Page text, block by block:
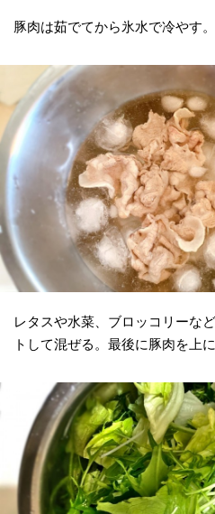
豚肉は茹でてから氷水で冷やす。
レタスや水菜、ブロッコリーな
トして混ぜる。最後に豚肉を上